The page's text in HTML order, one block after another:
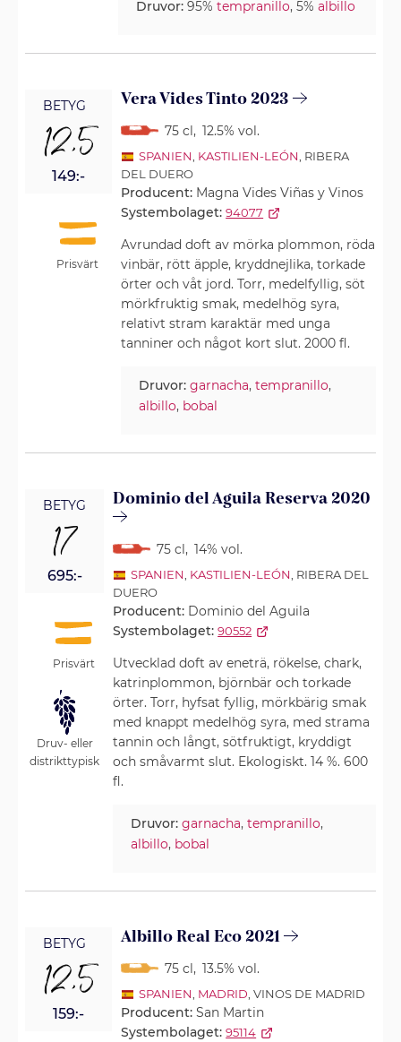
Druvor: 95%tempranillo, 5%albillo
BETYG
12,5
149:-
Prisvärt
Vera Vides Tinto 2023
75 cl, 12.5% vol.
SPANIEN KASTILIEN-LEÓN , RIBERA
DEL DUERO
Producent: Magna Vides Viñas y Vinos
Systembolaget: 94077
Avrundad doft av mörka plommon, röda
vinbär, rött äpple, kryddnejlika, torkade
örter och våt jord. Torr, medelfyllig, söt
mörkfruktig smak, medelhög syra,
relativt stram karaktär med unga
tanniner och något kort slut. 2000 fl.
Druvor: garnacha,tempranillo,
albillo, bobal
BETYG
17
695:-
Prisvärt
Druv- eller
distrikttypisk
Dominio del Aguila Reserva 2020
75 cl, 14% vol.
SPANIEN KASTILIEN-LEÓN , RIBERA DEL
DUERO
Producent: Dominio del Aguila
Systembolaget: 90552
Utvecklad doft av eneträ, rökelse, chark,
katrinplommon, björnbär och torkade
örter. Torr, hyfsat fyllig, mörkbärig smak
med knappt medelhög syra, med strama
tannin och långt, sötfruktigt, kryddigt
och småvarmt slut. Ekologiskt. 14 %. 600
fl.
Druvor: garnacha,tempranillo,
albillo, bobal
BETYG
12,5
159:-
Albillo Real Eco 2021
75 cl, 13.5% vol.
SPANIEN MADRID , VINOS DE MADRID
Producent:San Martin
Systembolaget: 95114